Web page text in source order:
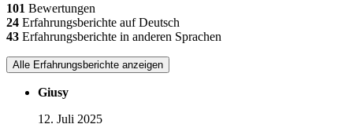
101 Bewertungen
24 Erfahrungsberichte auf Deutsch
43 Erfahrungsberichte in anderen Sprachen
Alle Erfahrungsberichte anzeigen
Giusy
12. Juli 2025